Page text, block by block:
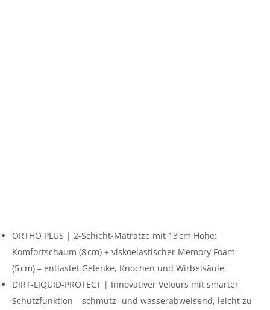
ORTHO PLUS | 2-Schicht-Matratze mit 13 cm Höhe:
Komfortschaum (8 cm) + viskoelastischer Memory Foam
(5 cm) – entlastet Gelenke, Knochen und Wirbelsäule.
DIRT-LIQUID-PROTECT | Innovativer Velours mit smarter
Schutzfunktion – schmutz- und wasserabweisend, leicht zu